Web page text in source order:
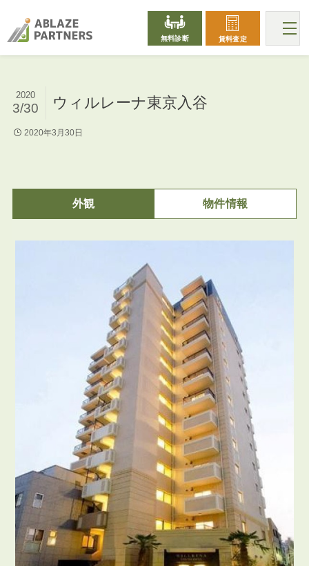
無料診断 賃料査定
ウィルレーナ東京入谷
2020
3/30
2020年3月30日
外観 物件情報